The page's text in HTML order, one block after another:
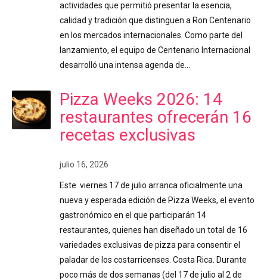
actividades que permitió presentar la esencia,
calidad y tradición que distinguen a Ron Centenario
en los mercados internacionales. Como parte del
lanzamiento, el equipo de Centenario Internacional
desarrolló una intensa agenda de…
Pizza Weeks 2026: 14
restaurantes ofrecerán 16
recetas exclusivas
julio 16, 2026
Este viernes 17 de julio arranca oficialmente una
nueva y esperada edición de Pizza Weeks, el evento
gastronómico en el que participarán 14
restaurantes, quienes han diseñado un total de 16
variedades exclusivas de pizza para consentir el
paladar de los costarricenses. Costa Rica. Durante
poco más de dos semanas (del 17 de julio al 2 de